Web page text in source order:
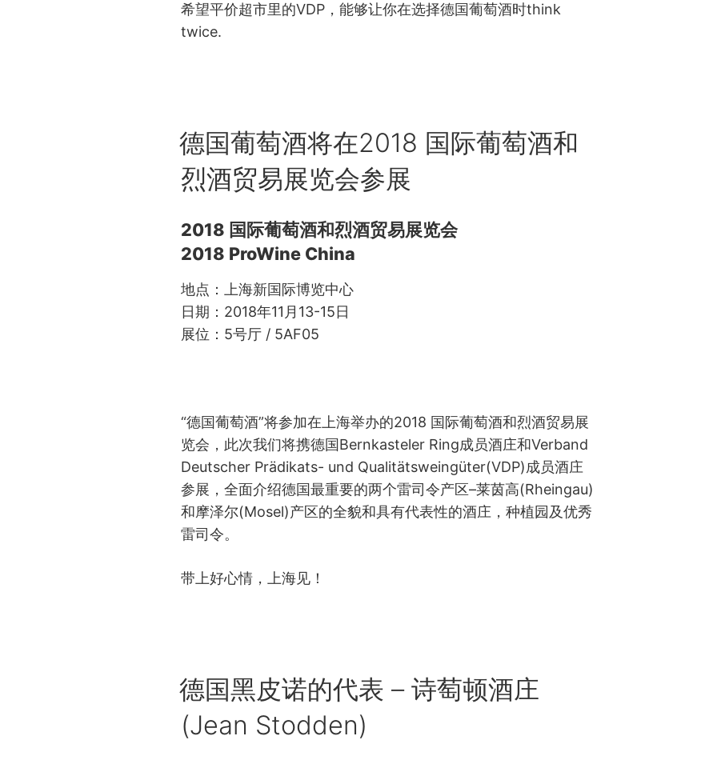
希望平价超市里的VDP，能够让你在选择德国葡萄酒时think
twice.
ON
德国葡萄酒将在2018 国际葡萄酒和
烈酒贸易展览会参展
2018 国际葡萄酒和烈酒贸易展览会
2018 ProWine China
地点：上海新国际博览中心
日期：2018年11月13-15日
展位：5号厅 / 5AF05
“德国葡萄酒”将参加在上海举办的2018 国际葡萄酒和烈酒贸易展
览会，此次我们将携德国Bernkasteler Ring成员酒庄和Verband
Deutscher Prädikats- und Qualitätsweingüter(VDP)成员酒庄
参展，全面介绍德国最重要的两个雷司令产区–莱茵高(Rheingau)
和摩泽尔(Mosel)产区的全貌和具有代表性的酒庄，种植园及优秀
雷司令。
带上好心情，上海见！
ON
德国黑皮诺的代表 – 诗萄顿酒庄
(Jean Stodden)